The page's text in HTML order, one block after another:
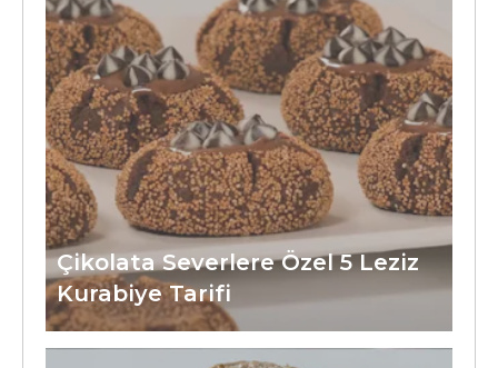
Çikolata Severlere Özel 5 Leziz
Kurabiye Tarifi